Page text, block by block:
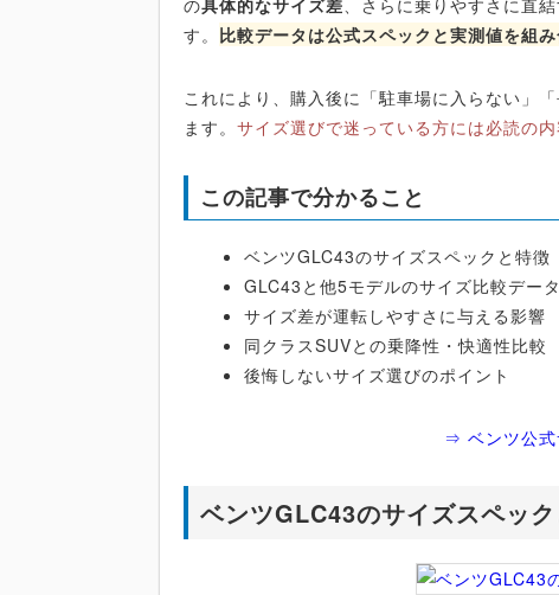
す。 比較データは公式スペックと実測値を組
これにより、購入後に「駐車場に入らない」
ます。サイズ選びで迷っている方には必読の
この記事で分かること
ベンツGLC43のサイズスペックと特徴
GLC43と他5モデルのサイズ比較データ
サイズ差が運転しやすさに与える影響
同クラスSUVとの乗降性・快適性比較
後悔しないサイズ選びのポイント
⇒ ベンツ公式
ベンツGLC43のサイズスペッ